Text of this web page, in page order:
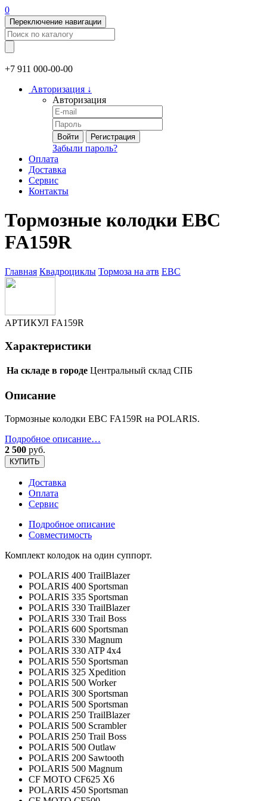
0
Переключение навигации
+7 911 000-00-00
Авторизация ↓
Авторизация
Войти Регистрация
Забыли пароль?
Оплата
Доставка
Сервис
Контакты
Тормозные колодки EBC
FA159R
Главная Квадроциклы Тормоза на атв EBC
АРТИКУЛ FA159R
Характеристики
На складе в городе Центральный склад СПБ
Описание
Тормозные колодки EBC FA159R на POLARIS.
Подробное описание…
2 500 руб.
КУПИТЬ
Доставка
Оплата
Сервис
Подробное описание
Совместимость
Комплект колодок на один суппорт.
POLARIS 400 TrailBlazer
POLARIS 400 Sportsman
POLARIS 335 Sportsman
POLARIS 330 TrailBlazer
POLARIS 330 Trail Boss
POLARIS 600 Sportsman
POLARIS 330 Magnum
POLARIS 330 ATP 4x4
POLARIS 550 Sportsman
POLARIS 325 Xpedition
POLARIS 500 Worker
POLARIS 300 Sportsman
POLARIS 500 Sportsman
POLARIS 250 TrailBlazer
POLARIS 500 Scrambler
POLARIS 250 Trail Boss
POLARIS 500 Outlaw
POLARIS 200 Sawtooth
POLARIS 500 Magnum
CF MOTO CF625 X6
POLARIS 450 Sportsman